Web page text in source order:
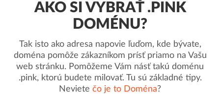
AKO SI VYBRAŤ .PINK
DOMÉNU?
Tak isto ako adresa napovie ľuďom, kde bývate,
doména pomôže zákazníkom prísť priamo na Vašu
web stránku. Pomôžeme Vám násť takú doménu
.pink, ktorú budete milovať. Tu sú základné tipy.
Neviete čo je to Doména?